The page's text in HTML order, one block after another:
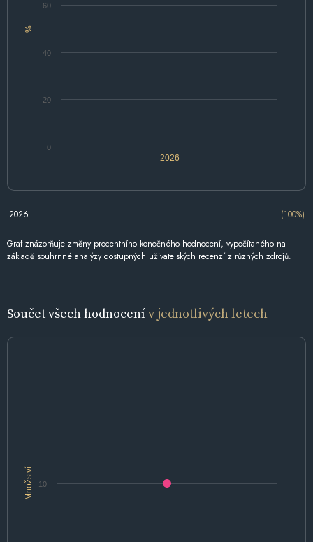
%
2026
0
20
40
60
2026 (100%)
Graf znázorňuje změny procentního konečného hodnocení, vypočítaného na
základě souhrnné analýzy dostupných uživatelských recenzí z různých zdrojů.
Součet všech hodnocenív jednotlivých letech
Množství 10